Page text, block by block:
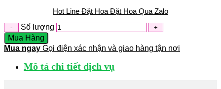
Hot Line Đặt Hoa Đặt Hoa Qua Zalo
Số lượng
Mua Hàng
Mua ngay Gọi điện xác nhận và giao hàng tận nơi
Mô tả chi tiết dịch vụ